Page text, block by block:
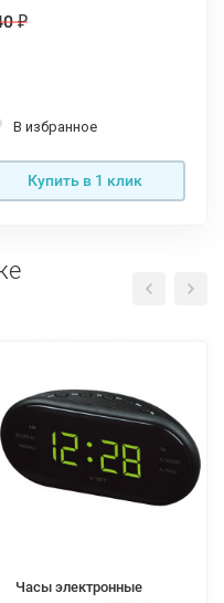
₽
В избранное
Купить в 1 клик
Часы электронные